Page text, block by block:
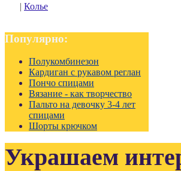
| Колье
Популярно:
Полукомбинезон
Кардиган с рукавом реглан
Пончо спицами
Вязание - как творчество
Пальто на девочку 3-4 лет
спицами
Шорты крючком
Украшаем